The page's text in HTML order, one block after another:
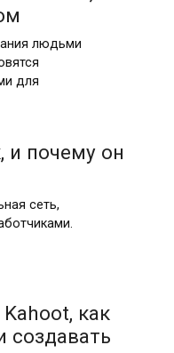
людьми
для
и почему он
сеть,
как
создавать